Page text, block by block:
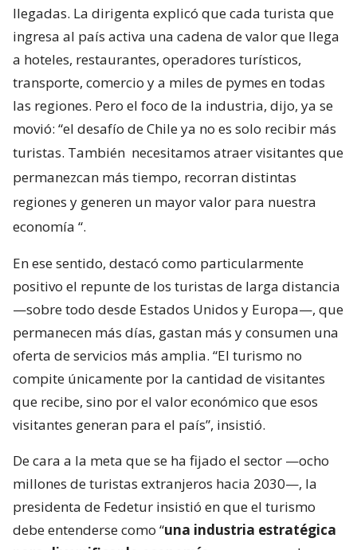
llegadas. La dirigenta explicó que cada turista que
ingresa al país activa una cadena de valor que llega
a hoteles, restaurantes, operadores turísticos,
transporte, comercio y a miles de pymes en todas
las regiones. Pero el foco de la industria, dijo, ya se
movió: “el desafío de Chile ya no es solo recibir más
turistas. También necesitamos atraer visitantes que
permanezcan más tiempo, recorran distintas
regiones y generen un mayor valor para nuestra
economía “.
En ese sentido, destacó como particularmente
positivo el repunte de los turistas de larga distancia
—sobre todo desde Estados Unidos y Europa—, que
permanecen más días, gastan más y consumen una
oferta de servicios más amplia. “El turismo no
compite únicamente por la cantidad de visitantes
que recibe, sino por el valor económico que esos
visitantes generan para el país”, insistió.
De cara a la meta que se ha fijado el sector —ocho
millones de turistas extranjeros hacia 2030—, la
presidenta de Fedetur insistió en que el turismo
debe entenderse como “una industria estratégica